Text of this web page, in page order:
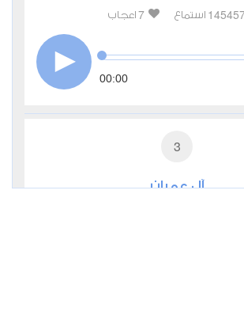
استماع 7 اعجاب
00:00
3
آل عمران